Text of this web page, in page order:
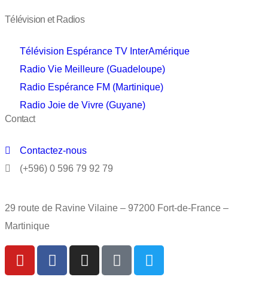
Télévision et Radios
Télévision Espérance TV InterAmérique
Radio Vie Meilleure (Guadeloupe)
Radio Espérance FM (Martinique)
Radio Joie de Vivre (Guyane)
Contact
Contactez-nous
(+596) 0 596 79 92 79
29 route de Ravine Vilaine – 97200 Fort-de-France –
Martinique